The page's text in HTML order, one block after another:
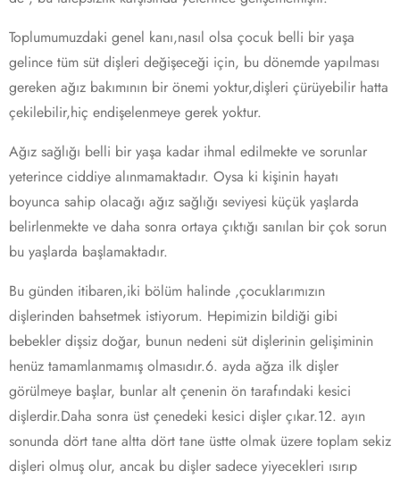
Toplumumuzdaki genel kanı,nasıl olsa çocuk belli bir yaşa
gelince tüm süt dişleri değişeceği için, bu dönemde yapılması
gereken ağız bakımının bir önemi yoktur,dişleri çürüyebilir hatta
çekilebilir,hiç endişelenmeye gerek yoktur.
Ağız sağlığı belli bir yaşa kadar ihmal edilmekte ve sorunlar
yeterince ciddiye alınmamaktadır. Oysa ki kişinin hayatı
boyunca sahip olacağı ağız sağlığı seviyesi küçük yaşlarda
belirlenmekte ve daha sonra ortaya çıktığı sanılan bir çok sorun
bu yaşlarda başlamaktadır.
Bu günden itibaren,iki bölüm halinde ,çocuklarımızın
dişlerinden bahsetmek istiyorum. Hepimizin bildiği gibi
bebekler dişsiz doğar, bunun nedeni süt dişlerinin gelişiminin
henüz tamamlanmamış olmasıdır.6. ayda ağza ilk dişler
görülmeye başlar, bunlar alt çenenin ön tarafındaki kesici
dişlerdir.Daha sonra üst çenedeki kesici dişler çıkar.12. ayın
sonunda dört tane altta dört tane üstte olmak üzere toplam sekiz
dişleri olmuş olur, ancak bu dişler sadece yiyecekleri ısırıp